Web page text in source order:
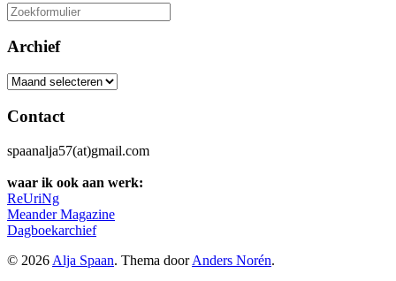
Zoeken
naar:
Archief
Archief
Contact
spaanalja57(at)gmail.com
waar ik ook aan werk:
ReUriNg
Meander Magazine
Dagboekarchief
© 2026 Alja Spaan. Thema doorAnders Norén.